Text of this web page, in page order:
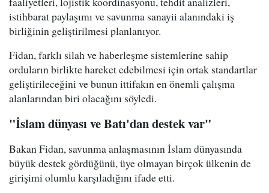
istihbarat paylaşımı ve savunma sanayii alanındaki iş
birliğinin geliştirilmesi planlanıyor.
Fidan, farklı silah ve haberleşme sistemlerine sahip
orduların birlikte hareket edebilmesi için ortak standartlar
geliştirileceğini ve bunun ittifakın en önemli çalışma
alanlarından biri olacağını söyledi.
"İslam dünyası ve Batı'dan destek var"
Bakan Fidan, savunma anlaşmasının İslam dünyasında
büyük destek gördüğünü, üye olmayan birçok ülkenin de
girişimi olumlu karşıladığını ifade etti.